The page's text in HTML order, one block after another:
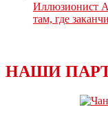
Иллюзионист
там, где
НАШИ